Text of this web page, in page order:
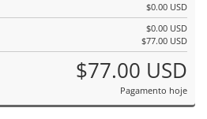
$0.00 USD
$0.00 USD
$77.00 USD
$77.00 USD
Pagamento hoje